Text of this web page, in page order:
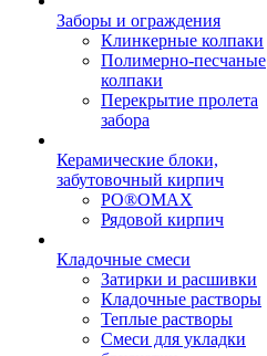
Заборы и ограждения
Клинкерные колпаки
Полимерно-песчаные
колпаки
Перекрытие пролета
забора
Керамические блоки,
забутовочный кирпич
PO®OMAX
Рядовой кирпич
Кладочные смеси
Затирки и расшивки
Кладочные растворы
Теплые растворы
Смеси для укладки